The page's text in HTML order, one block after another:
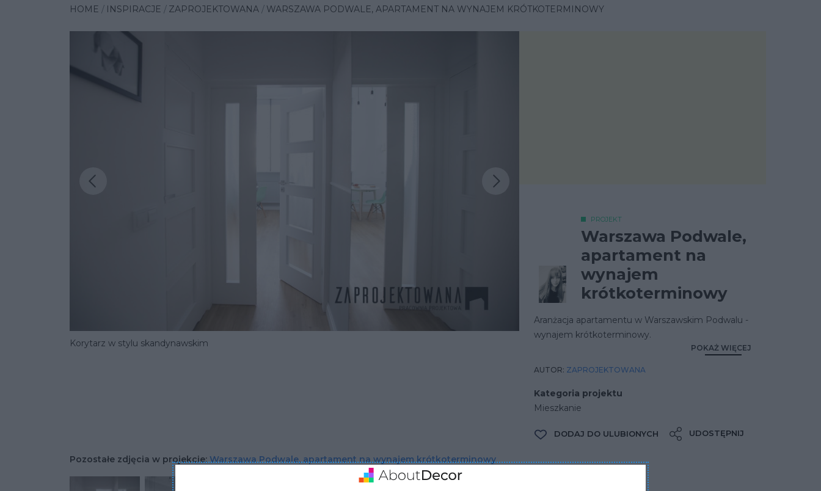
HOME INSPIRACJE ZAPROJEKTOWANA WARSZAWA PODWALE, APARTAMENT NA WYNAJEM KRÓTKOTERMINOWY
Poprzednia inspiracjaNastępna inspiracja
Korytarz w stylu skandynawskim
PROJEKT
Warszawa Podwale,
apartament na
wynajem
krótkoterminowy
Aranżacja apartamentu w Warszawskim Podwalu -
wynajem krótkoterminowy.
POKAŻ WIĘCEJ
AUTOR: ZAPROJEKTOWANA
Kategoria projektu
Mieszkanie
DODAJ DO ULUBIONYCH UDOSTĘPNIJ
Pozostałe zdjęcia w projekcie: Warszawa Podwale, apartament na wynajem krótkoterminowy